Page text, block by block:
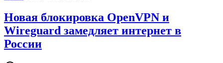
Новая блокировка OpenVPN и
Wireguard замедляет интернет в
России